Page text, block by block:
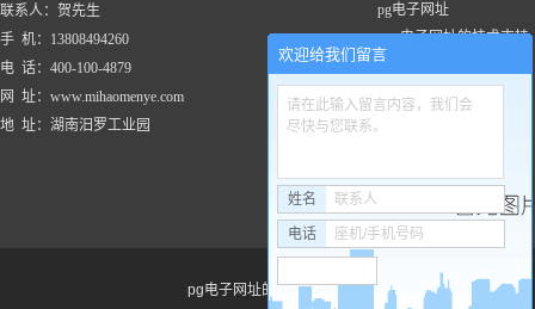
联系人：贺先生
手 机：13808494260
电 话：400-100-4879
网 址：www.mihaomenye.com
地 址：湖南汨罗工业园
pg电子网址
pg电子网址的技术支持
关于pg电子网址
工程案例
pg电子网址的友情链接：
欢迎给我们留言
请在此输入留言内容，我们会
尽快与您联系。
姓名 联系人
电话 座机/手机号码